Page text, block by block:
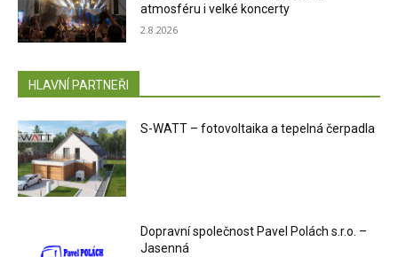
atmosféru i velké koncerty
2.8.2026
HLAVNÍ PARTNEŘI
S-WATT – fotovoltaika a tepelná čerpadla
Dopravní společnost Pavel Polách s.r.o. –
Jasenná